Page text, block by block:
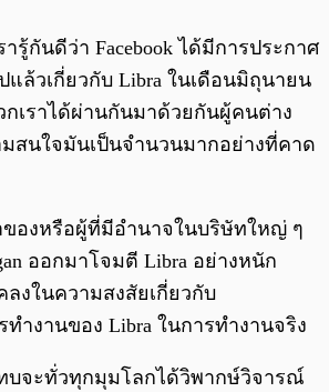
รู้กันดีว่า Facebook ได้มีการประกาศ
แล้วเกี่ยวกับ Libra ในเดือนมิถุนายน
กเราได้ผ่านกันมาด้วยกันผู้คนต่าง
สนใจมันเป็นจำนวนมากอย่างที่คาด
ของหรือผู้ที่มีอำนาจในบริษัทใหญ่ ๆ
ออกมาโจมตี Libra อย่างหนัก
งในความสงสัยเกี่ยวกับ
ำงานของ Libra ในการทำงานจริง
บจะทั่วทุกมุมโลกได้วิพากษ์วิจารณ์